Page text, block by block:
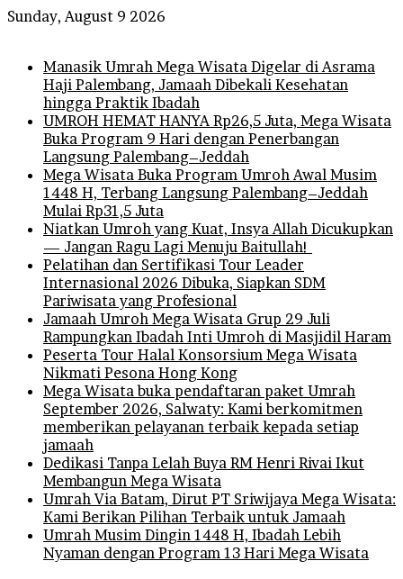
Sunday, August 9 2026
Manasik Umrah Mega Wisata Digelar di Asrama
Haji Palembang, Jamaah Dibekali Kesehatan
hingga Praktik Ibadah
UMROH HEMAT HANYA Rp26,5 Juta, Mega Wisata
Buka Program 9 Hari dengan Penerbangan
Langsung Palembang–Jeddah
Mega Wisata Buka Program Umroh Awal Musim
1448 H, Terbang Langsung Palembang–Jeddah
Mulai Rp31,5 Juta
Niatkan Umroh yang Kuat, Insya Allah Dicukupkan
— Jangan Ragu Lagi Menuju Baitullah!
Pelatihan dan Sertifikasi Tour Leader
Internasional 2026 Dibuka, Siapkan SDM
Pariwisata yang Profesional
Jamaah Umroh Mega Wisata Grup 29 Juli
Rampungkan Ibadah Inti Umroh di Masjidil Haram
Peserta Tour Halal Konsorsium Mega Wisata
Nikmati Pesona Hong Kong
Mega Wisata buka pendaftaran paket Umrah
September 2026, Salwaty: Kami berkomitmen
memberikan pelayanan terbaik kepada setiap
jamaah
Dedikasi Tanpa Lelah Buya RM Henri Rivai Ikut
Membangun Mega Wisata
Umrah Via Batam, Dirut PT Sriwijaya Mega Wisata:
Kami Berikan Pilihan Terbaik untuk Jamaah
Umrah Musim Dingin 1448 H, Ibadah Lebih
Nyaman dengan Program 13 Hari Mega Wisata